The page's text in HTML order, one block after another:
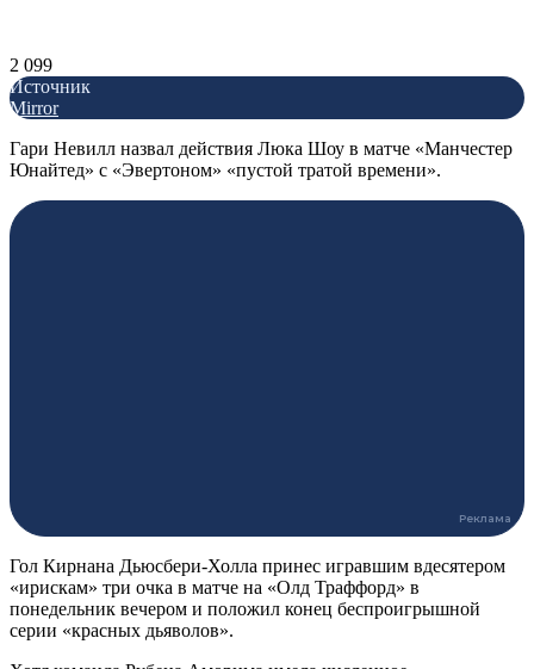
2 099
Источник
Mirror
Гари Невилл назвал действия Люка Шоу в матче «Манчестер
Юнайтед» с «Эвертоном» «пустой тратой времени».
Гол Кирнана Дьюсбери-Холла принес игравшим вдесятером
«ирискам» три очка в матче на «Олд Траффорд» в
понедельник вечером и положил конец беспроигрышной
серии «красных дьяволов».